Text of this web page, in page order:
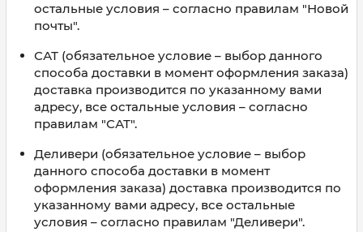
остальные условия – согласно правилам "Новой
почты".
САТ (обязательное условие – выбор данного
способа доставки в момент оформления заказа)
доставка производится по указанному вами
адресу, все остальные условия – согласно
правилам "САТ".
Деливери (обязательное условие – выбор
данного способа доставки в момент
оформления заказа) доставка производится по
указанному вами адресу, все остальные
условия – согласно правилам "Деливери".